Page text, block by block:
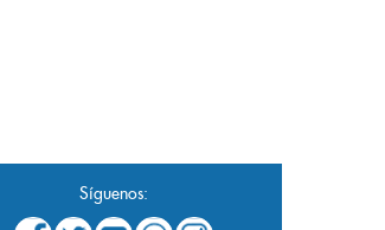
Síguenos: